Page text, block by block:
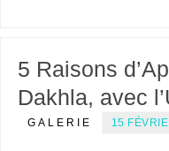
5 Raisons
Dakhla, avec
GALERIE 15